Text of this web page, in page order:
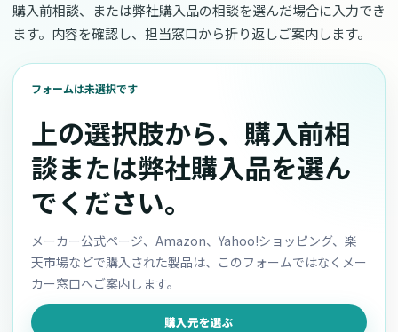
購入前相談、または弊社購入品の相談を選んだ場合に入力でき
ます。内容を確認し、担当窓口から折り返しご案内します。
フォームは未選択です
上の選択肢から、購入前相
談または弊社購入品を選ん
でください。
メーカー公式ページ、Amazon、Yahoo!ショッピング、楽
天市場などで購入された製品は、このフォームではなくメー
カー窓口へご案内します。
購入元を選ぶ